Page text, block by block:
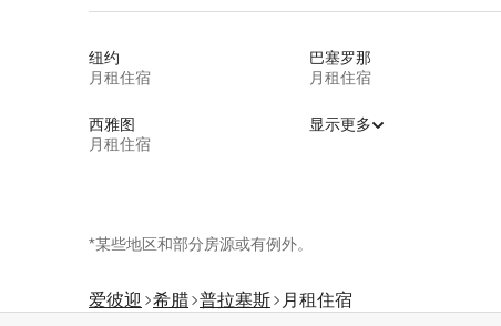
纽约
月租住宿
巴塞罗那
月租住宿
西雅图
月租住宿
显示更多
*某些地区和部分房源或有例外。
爱彼迎 希腊 普拉塞斯 月租住宿